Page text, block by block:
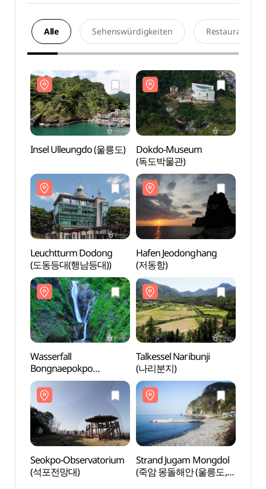
Alle Sehenswürdigkeiten Restaurants
Insel Ulleungdo (울릉도)
Dokdo-Museum
(독도박물관)
Leuchtturm Dodong
(도동등대(행남등대))
Hafen Jeodonghang
(저동항)
Wasserfall
Bongnaepokpo
(봉래폭포 (울릉도, 독도
국가지질공원))
Talkessel Naribunji
(나리분지)
Seokpo-Observatorium
(석포전망대)
Strand Jugam Mongdol
(죽암 몽돌해안 (울릉도,